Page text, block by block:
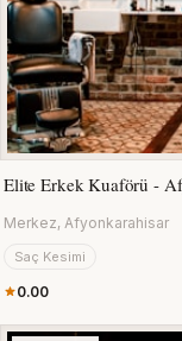
Elite Erkek Kuaförü -
Merkez, Afyonkarahisar
Saç Kesimi
0.00